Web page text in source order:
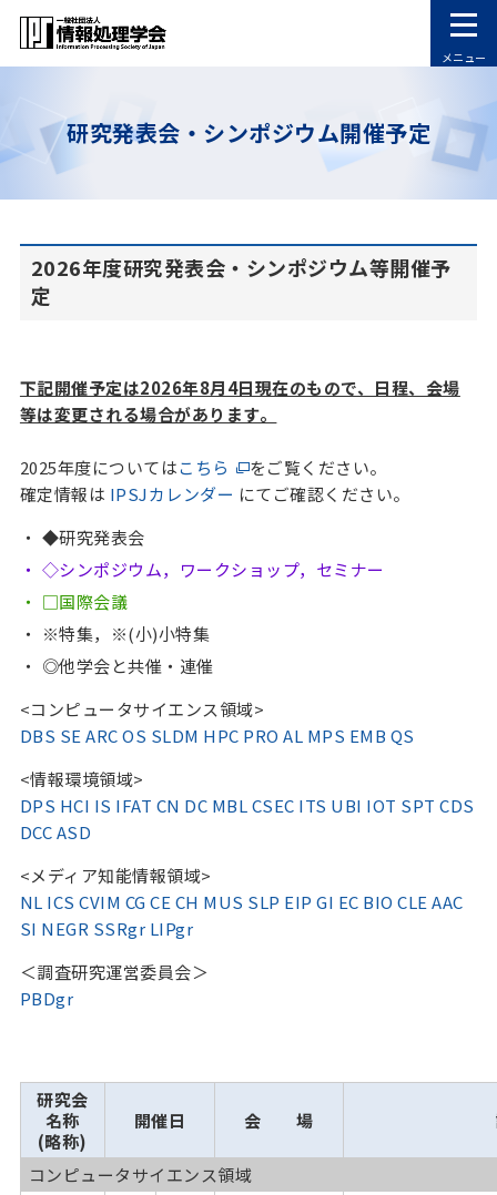
メニュー
研究発表会・シンポジウム開催予定
2026年度研究発表会・シンポジウム等開催予
定
下記開催予定は2026年8月4日現在のもので、日程、会場
等は変更される場合があります。
2025年度についてはこちら
をご覧ください。
確定情報は IPSJカレンダー にてご確認ください。
◆研究発表会
◇シンポジウム，ワークショップ，セミナー
□国際会議
※特集，※(小)小特集
◎他学会と共催・連催
<コンピュータサイエンス領域>
DBS SE ARC OS SLDM HPC PRO AL MPS EMB QS
<情報環境領域>
DPS HCI IS IFAT CN DC MBLCSEC ITS UBI IOT SPT CDS
DCCASD
<メディア知能情報領域>
NL ICS CVIM CG CE CH MUS SLP EIP GI EC BIO CLE AAC
SI NEGR SSRgr LIPgr
＜調査研究運営委員会＞
PBDgr
研究会
名称
(略称)
開催日 会 場
コンピュータサイエンス領域